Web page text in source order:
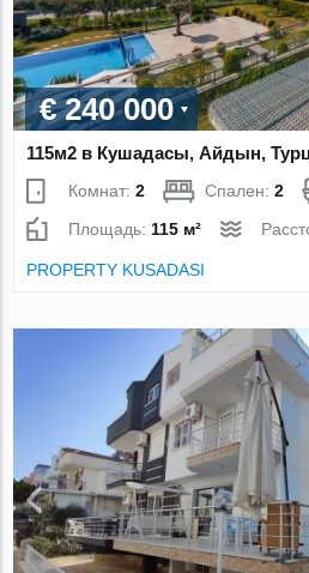
€ 240 000
115м2 в Кушадасы, Айдын,
Комнат:2 Спален:2
Площадь: 115 м²
PROPERTY KUSADASI